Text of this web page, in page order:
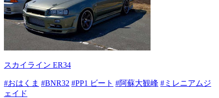
スカイライン ER34
#おはくま #BNR32 #PP1 ビート #阿蘇大観峰 #ミレニアムジ
ェイド